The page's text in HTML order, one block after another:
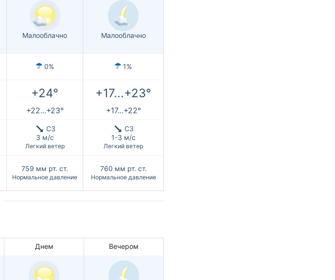
Малооблачно Малооблачно
0% 1%
+24° +17...+23°
+22...+23° +17...+22°
СЗ
3 м/с
Легкий ветер
СЗ
1-3 м/с
Легкий ветер
759 мм рт. ст.
Нормальное давление
760 мм рт. ст.
Нормальное давление
Днем Вечером